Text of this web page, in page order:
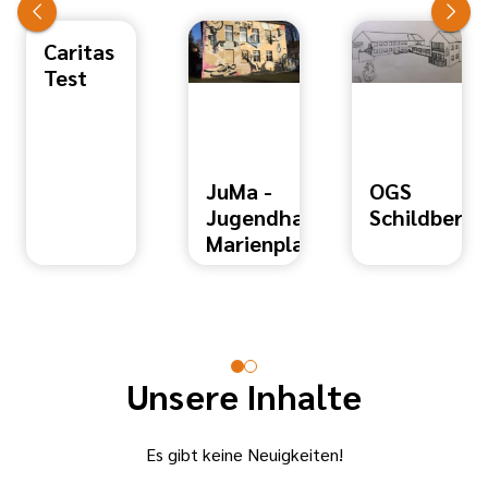
Caritas
Test
JuMa -
Jugendhaus
Marienplatz
OGS
Schildberg
Unsere Inhalte
Es gibt keine Neuigkeiten!